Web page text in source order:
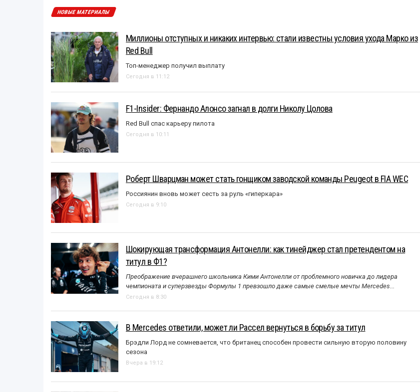
НОВЫЕ МАТЕРИАЛЫ
Миллионы отступных и никаких интервью: стали известны условия ухода Марко из
Red Bull
Топ-менеджер получил выплату
Сегодня в 11:12
F1-Insider: Фернандо Алонсо загнал в долги Николу Цолова
Red Bull спас карьеру пилота
Сегодня в 10:11
Роберт Шварцман может стать гонщиком заводской команды Peugeot в FIA WEC
Россиянин вновь может сесть за руль «гиперкара»
Сегодня в 9:10
Шокирующая трансформация Антонелли: как тинейджер стал претендентом на
титул в Ф1?
Преображение вчерашнего школьника Кими Антонелли от проблемного новичка до лидера
чемпионата и суперзвезды Формулы 1 превзошло даже самые смелые мечты Mercedes...
Сегодня в 8:30
В Mercedes ответили, может ли Рассел вернуться в борьбу за титул
Брэдли Лорд не сомневается, что британец способен провести сильную вторую половину
сезона
Вчера в 19:12